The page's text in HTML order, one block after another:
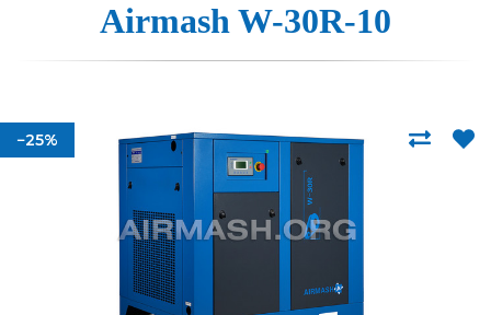
Airmash W-30R-10
−25%